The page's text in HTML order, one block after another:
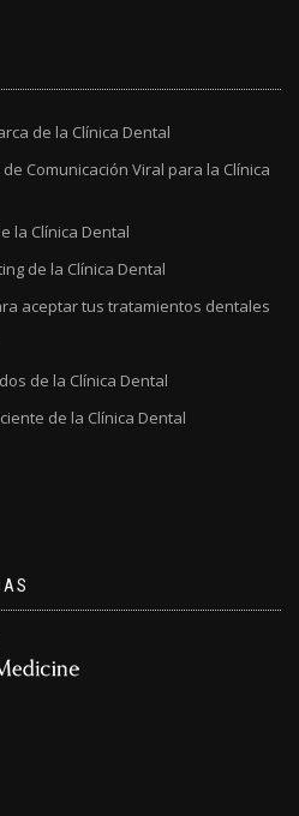
de la Clínica Dental
Comunicación Viral para la Clínica
la Clínica Dental
de la Clínica Dental
aceptar tus tratamientos dentales
de la Clínica Dental
de la Clínica Dental